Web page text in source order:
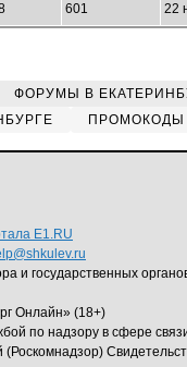
601 22
ФОРУМЫ В
ПРОМОКОДЫ
E1.RU
и государственных
Онлайн» (18+)
по надзору в сфере
(Роскомнадзор)